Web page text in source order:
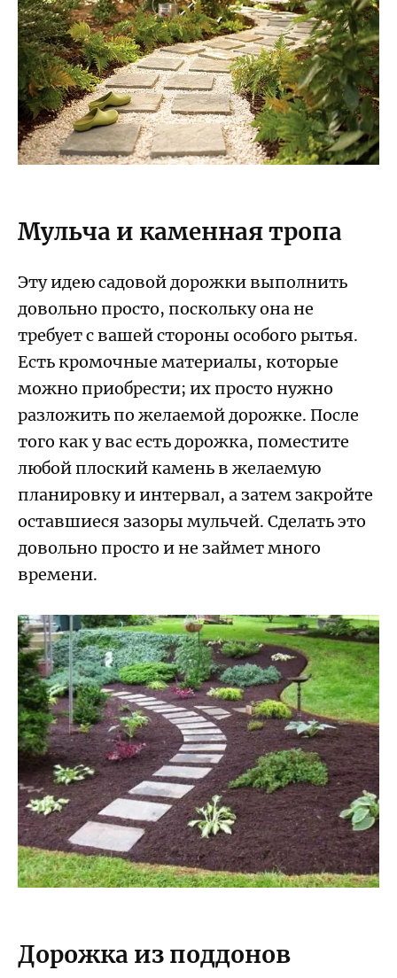
Мульча и каменная тропа
Эту идею садовой дорожки выполнить
довольно просто, поскольку она не
требует с вашей стороны особого рытья.
Есть кромочные материалы, которые
можно приобрести; их просто нужно
разложить по желаемой дорожке. После
того как у вас есть дорожка, поместите
любой плоский камень в желаемую
планировку и интервал, а затем закройте
оставшиеся зазоры мульчей. Сделать это
довольно просто и не займет много
времени.
Дорожка из поддонов